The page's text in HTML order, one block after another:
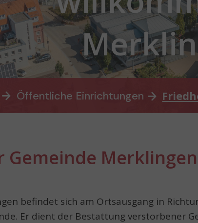
Öffentliche Einrichtungen
Gemeinde Merklingen
befindet sich am Ortsausgang in
Er dient der Bestattung verstorbener